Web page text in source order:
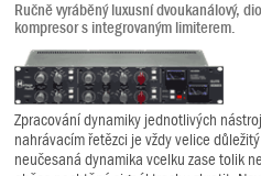
Ručně vyráběný luxusní dvoukanálový,
kompresor s integrovaným limiterem.
Zpracování dynamiky jednotlivých
nahrávacím řetězci je vždy velice
neučesaná dynamika vcelku zase tolik